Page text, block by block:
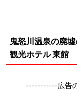
鬼怒川温泉の廃
観光ホテル 東館
-----------広告